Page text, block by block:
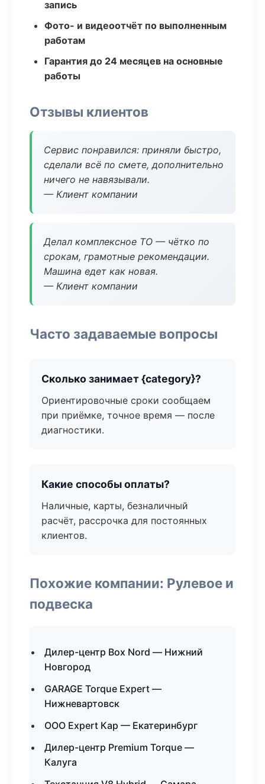
запись
Фото- и видеоотчёт по выполненным
работам
Гарантия до 24 месяцев на основные
работы
Отзывы клиентов
Сервис понравился: приняли быстро,
сделали всё по смете, дополнительно
ничего не навязывали.
— Клиент компании
Делал комплексное ТО — чётко по
срокам, грамотные рекомендации.
Машина едет как новая.
— Клиент компании
Часто задаваемые вопросы
Сколько занимает {category}?
Ориентировочные сроки сообщаем
при приёмке, точное время — после
диагностики.
Какие способы оплаты?
Наличные, карты, безналичный
расчёт, рассрочка для постоянных
клиентов.
Похожие компании: Рулевое и
подвеска
Дилер-центр Box Nord — Нижний
Новгород
GARAGE Torque Expert —
Нижневартовск
ООО Expert Кар — Екатеринбург
Дилер-центр Premium Torque —
Калуга